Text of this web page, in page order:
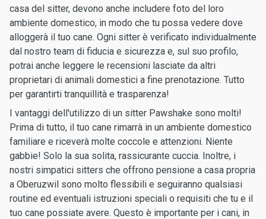
casa del sitter, devono anche includere foto del loro
ambiente domestico, in modo che tu possa vedere dove
alloggerà il tuo cane. Ogni sitter è verificato individualmente
dal nostro team di fiducia e sicurezza e, sul suo profilo,
potrai anche leggere le recensioni lasciate da altri
proprietari di animali domestici a fine prenotazione. Tutto
per garantirti tranquillità e trasparenza!
I vantaggi dell'utilizzo di un sitter Pawshake sono molti!
Prima di tutto, il tuo cane rimarrà in un ambiente domestico
familiare e riceverà molte coccole e attenzioni. Niente
gabbie! Solo la sua solita, rassicurante cuccia. Inoltre, i
nostri simpatici sitters che offrono pensione a casa propria
a Oberuzwil sono molto flessibili e seguiranno qualsiasi
routine ed eventuali istruzioni speciali o requisiti che tu e il
tuo cane possiate avere. Questo è importante per i cani, in